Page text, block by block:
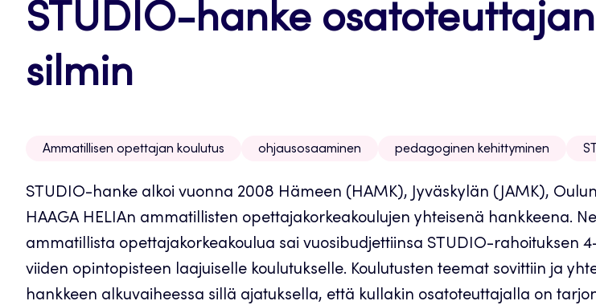
STUDIO-hanke osatoteuttajan
silmin
Ammatillisen opettajan koulutus ohjausosaaminen pedagoginen kehittyminen
STUDIO-hanke alkoi vuonna 2008 Hämeen (HAMK), Jyväskylän (JAMK),
HAAGA HELIAn ammatillisten opettajakorkeakoulujen yhteisenä hankkeena.
ammatillista opettajakorkeakoulua sai vuosibudjettiinsa STUDIO-rahoituksen
viiden opintopisteen laajuiselle koulutukselle. Koulutusten teemat sovittiin ja
hankkeen alkuvaiheessa sillä ajatuksella, että kullakin osatoteuttajalla on